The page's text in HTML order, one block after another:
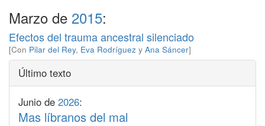
Marzo de 2015:
Efectos del trauma ancestral silenciado
[Con Pilar del Rey, Eva Rodríguez y Ana Sáncer]
Último texto
Junio de 2026:
Mas líbranos del mal